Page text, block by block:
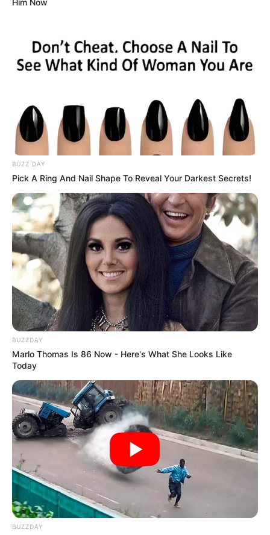
Him Now
BUZZ DAY
Pick A Ring And Nail Shape To Reveal Your Darkest Secrets!
BUZZDAY
Marlo Thomas Is 86 Now - Here's What She Looks Like
Today
BUZZDAY